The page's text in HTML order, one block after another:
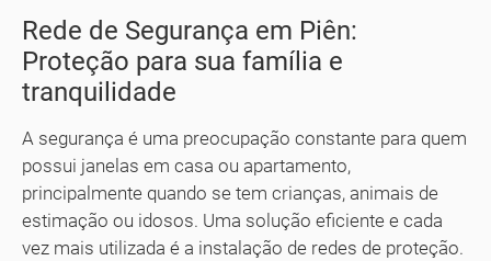
Rede de Segurança em Piên:
Proteção para sua família e
tranquilidade
A segurança é uma preocupação constante para quem
possui janelas em casa ou apartamento,
principalmente quando se tem crianças, animais de
estimação ou idosos. Uma solução eficiente e cada
vez mais utilizada é a instalação de redes de proteção.